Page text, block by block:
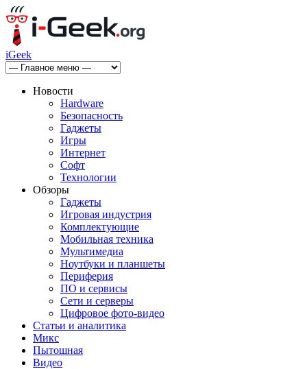
iGeek
Новости
Hardware
Безопасность
Гаджеты
Игры
Интернет
Софт
Технологии
Обзоры
Гаджеты
Игровая индустрия
Комплектующие
Мобильная техника
Мультимедиа
Ноутбуки и планшеты
Периферия
ПО и сервисы
Сети и серверы
Цифровое фото-видео
Статьи и аналитика
Микс
Пытошная
Видео